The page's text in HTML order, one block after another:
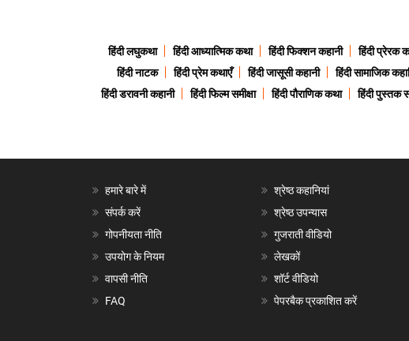
हिंदी लघुकथा हिंदी आध्यात्मिक कथा हिंदी फिक्शन कहानी हिंदी प्रेरक
हिंदी नाटक
हिंदी प्रेम कथाएँ हिंदी जासूसी कहानी हिंदी सामाजिक
हिंदी डरावनी कहानी
हिंदी फिल्म समीक्षा हिंदी पौराणिक कथा हिंदी पुस्तक
हमारे बारे में
संपर्क करें
गोपनीयता नीति
उपयोग के नियम
वापसी नीति
FAQ
श्रेष्ठ कहानियां
श्रेष्ठ उपन्यास
गुजराती वीडियो
लेखकों
शॉर्ट वीडियो
पेपरबैक प्रकाशित करें